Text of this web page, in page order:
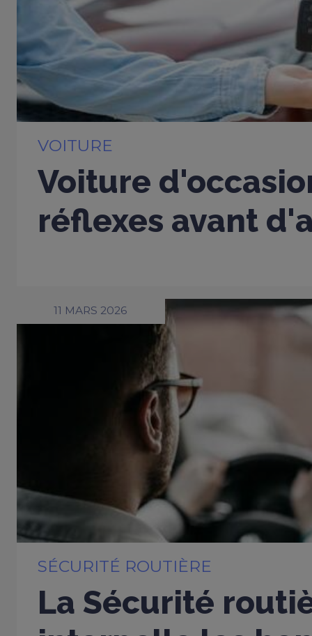
VOITURE
Voiture
réflexes avant
11 MARS 2026
SÉCURITÉ ROUTIÈRE
La Sécurité